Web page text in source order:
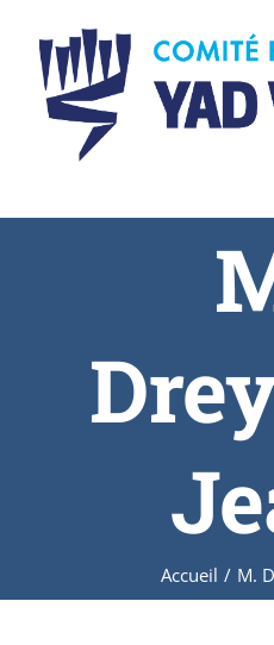
content
Accueil / M.